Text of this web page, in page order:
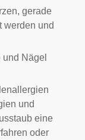
gerade
werden und
Nägel
und
eine
oder